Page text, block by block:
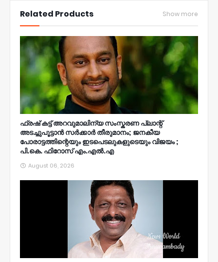
Related Products Show more
ഫ്രഷ് കട്ട് അറവുമാലിന്യ സംസ്കരണ പ്ലാന്റ്
അടച്ചുപൂട്ടാൻ സർക്കാർ തീരുമാനം; ജനകീയ
പോരാട്ടത്തിന്റെയും ഇടപെടലുകളുടെയും വിജയം ;
പി.കെ. ഫിറോസ് എം.എൽ‍.എ
August 06, 2026